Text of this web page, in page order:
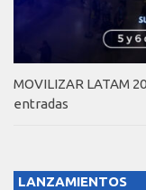
MOVILIZAR LATAM
entradas
LANZAMIENTOS